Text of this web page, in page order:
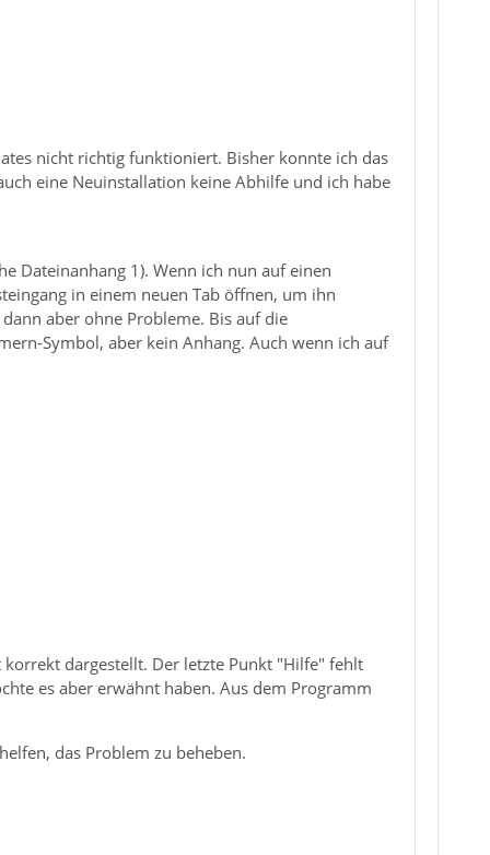
nicht richtig funktioniert. Bisher konnte ich das
eine Neuinstallation keine Abhilfe und ich habe
Dateinanhang 1). Wenn ich nun auf einen
in einem neuen Tab öffnen, um ihn
aber ohne Probleme. Bis auf die
Symbol, aber kein Anhang. Auch wenn ich auf
dargestellt. Der letzte Punkt "Hilfe" fehlt
es aber erwähnt haben. Aus dem Programm
das Problem zu beheben.